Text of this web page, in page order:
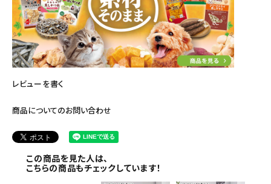
レビューを書く
商品についてのお問い合わせ
この商品を見た人は、
こちらの商品もチェックしています！